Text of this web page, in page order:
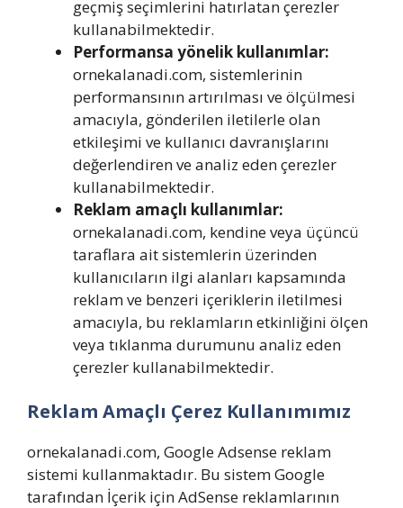
geçmiş seçimlerini hatırlatan çerezler
kullanabilmektedir.
Performansa yönelik kullanımlar:
ornekalanadi.com, sistemlerinin
performansının artırılması ve ölçülmesi
amacıyla, gönderilen iletilerle olan
etkileşimi ve kullanıcı davranışlarını
değerlendiren ve analiz eden çerezler
kullanabilmektedir.
Reklam amaçlı kullanımlar:
ornekalanadi.com, kendine veya üçüncü
taraflara ait sistemlerin üzerinden
kullanıcıların ilgi alanları kapsamında
reklam ve benzeri içeriklerin iletilmesi
amacıyla, bu reklamların etkinliğini ölçen
veya tıklanma durumunu analiz eden
çerezler kullanabilmektedir.
Reklam Amaçlı Çerez Kullanımımız
ornekalanadi.com, Google Adsense reklam
sistemi kullanmaktadır. Bu sistem Google
tarafından İçerik için AdSense reklamlarının